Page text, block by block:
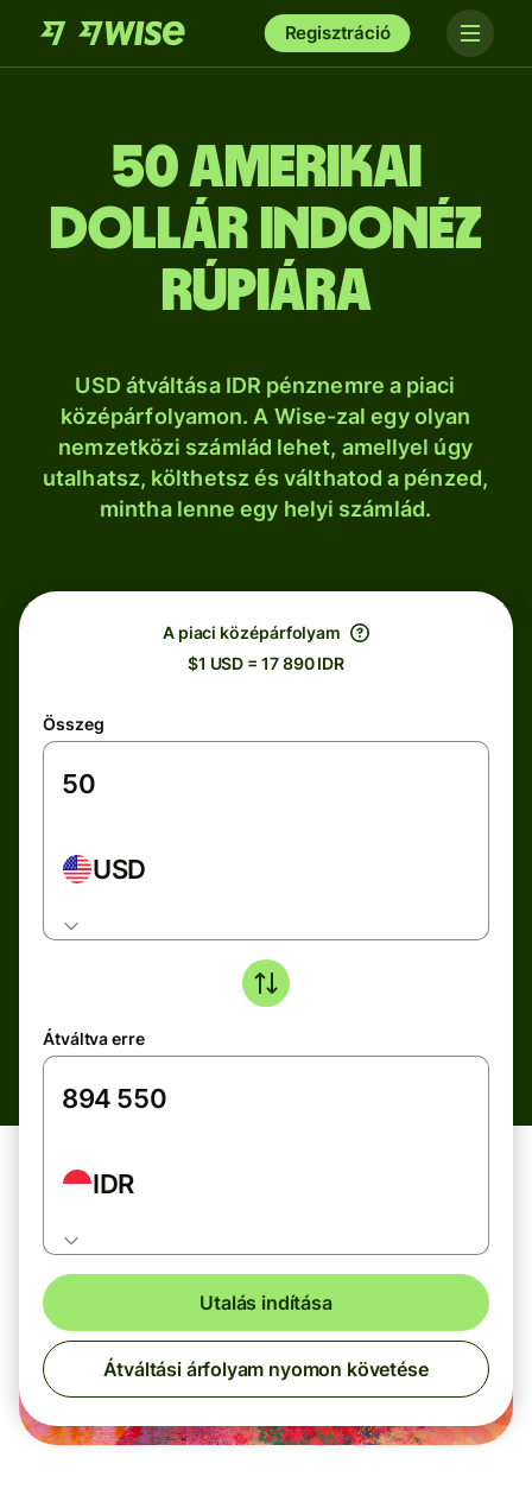
Regisztráció
50 amerikai
dollár indonéz
rúpiára
USD átváltása IDR pénznemre a piaci
középárfolyamon. A Wise-zal egy olyan
nemzetközi számlád lehet, amellyel úgy
utalhatsz, költhetsz és válthatod a pénzed,
mintha lenne egy helyi számlád.
A piaci középárfolyam
$1 USD = 17 890 IDR
Összeg
USD
Átváltva erre
IDR
Utalás indítása
Átváltási árfolyam nyomon követése